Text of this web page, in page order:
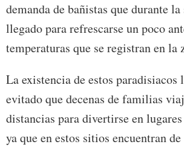
demanda de bañistas que durante la
llegado para refrescarse un poco
temperaturas que se registran en la
La existencia de estos paradisiacos
evitado que decenas de familias
distancias para divertirse en
ya que en estos sitios encuentran